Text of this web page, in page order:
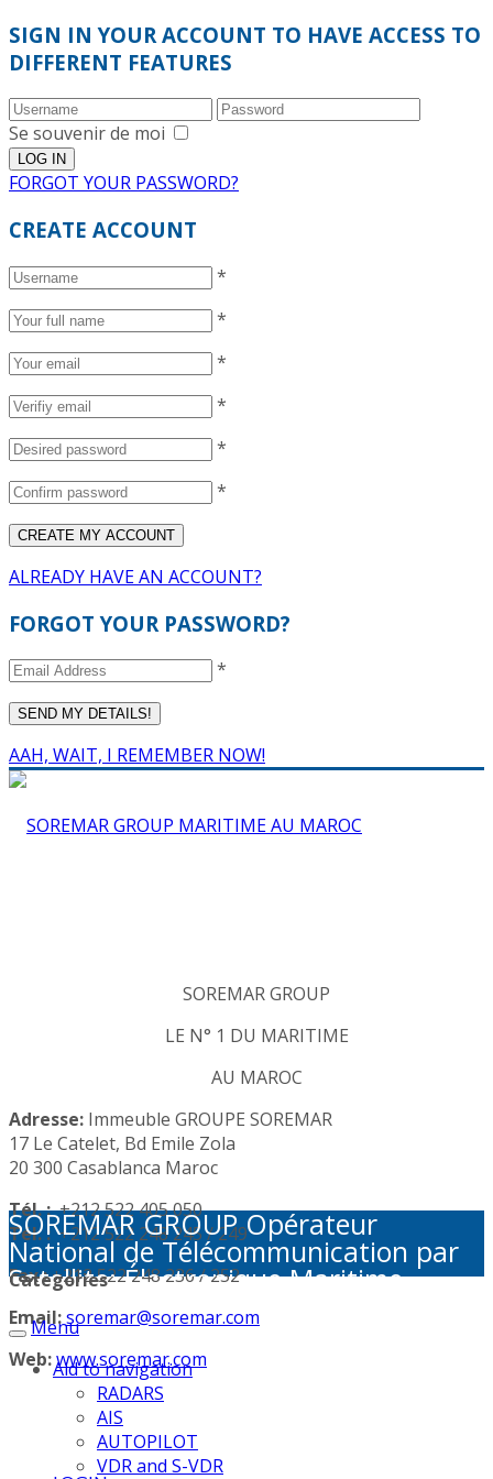
SIGN IN YOUR ACCOUNT TO HAVE ACCESS TO
DIFFERENT FEATURES
Se souvenir de moi
FORGOT YOUR PASSWORD?
CREATE ACCOUNT
*
*
*
*
*
*
ALREADY HAVE AN ACCOUNT?
FORGOT YOUR PASSWORD?
*
AAH, WAIT, I REMEMBER NOW!
SOREMAR GROUP
LE N° 1 DU MARITIME
AU MAROC
Adresse: Immeuble GROUPE SOREMAR
17 Le Catelet, Bd Emile Zola
20 300 Casablanca Maroc
Tél. :+212 522 405 050
Tél. :+212 522 248 245 / 249
Fax :+212 522 248 236 / 252
Email:soremar@soremar.com
Web:www.soremar.com
SOREMAR GROUP Opérateur
National de Télécommunication par
Satellite: Électronique Maritime -
Activités Portuaires - Plaisance et
Sécurité en Mer - Télécommunication
par Satellite - Défense et sécurité -
Géolocalisation - Visioconférence
Categories
Menu
Aid to navigation
RADARS
AIS
AUTOPILOT
VDR and S-VDR